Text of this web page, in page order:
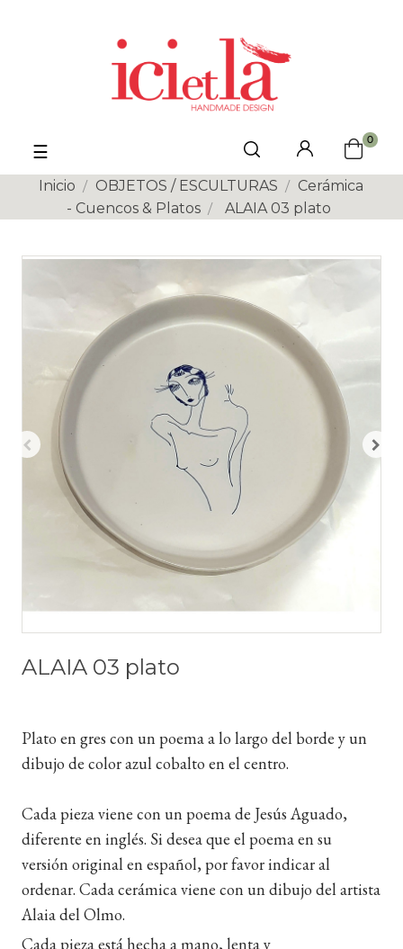
Navegación
de
palanca
☰
0
Inicio OBJETOS / ESCULTURAS
Cerámica
- Cuencos & Platos
ALAIA 03 plato
ALAIA 03 plato
Plato en gres con un poema a lo largo del borde y un
dibujo de color azul cobalto en el centro.
Cada pieza viene con un poema de Jesús Aguado,
diferente en inglés. Si desea que el poema en su
versión original en español, por favor indicar al
ordenar. Cada cerámica viene con un dibujo del artista
Alaia del Olmo.
Cada pieza está hecha a mano, lenta y